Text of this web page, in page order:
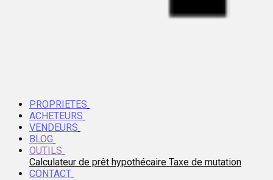
PROPRIETES
ACHETEURS
VENDEURS
BLOG
OUTILS
Calculateur de prêt hypothécaire Taxe de mutation
CONTACT